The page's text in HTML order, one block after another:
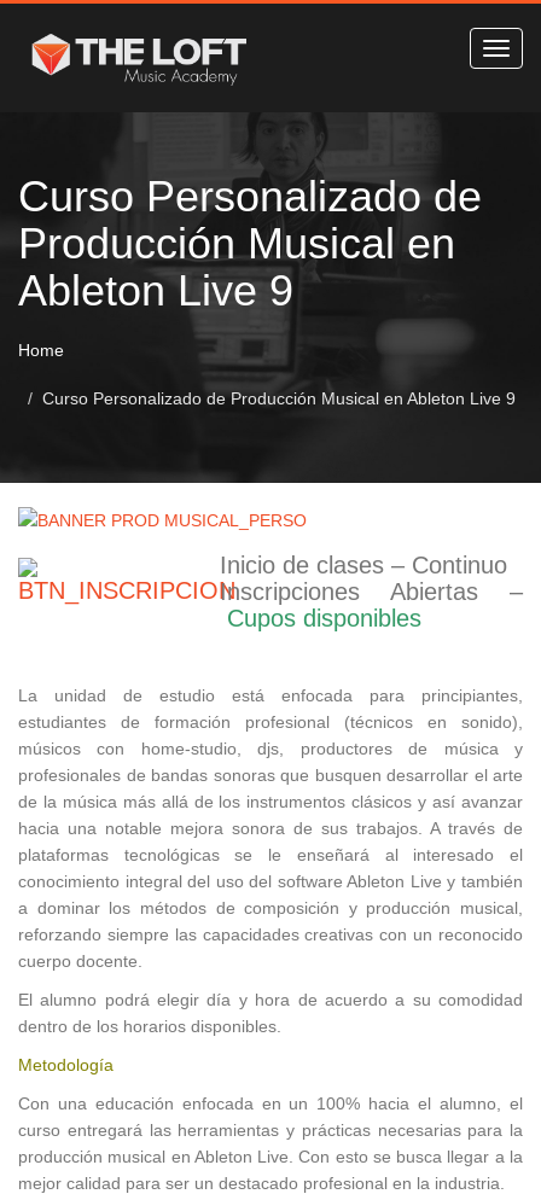
Curso Personalizado de
Producción Musical en
Ableton Live 9
Home
Curso Personalizado de Producción Musical en Ableton Live 9
Inicio de clases – Continuo
Inscripciones Abiertas –
Cupos disponibles
La unidad de estudio está enfocada para principiantes,
estudiantes de formación profesional (técnicos en sonido),
músicos con home-studio, djs, productores de música y
profesionales de bandas sonoras que busquen desarrollar el arte
de la música más allá de los instrumentos clásicos y así avanzar
hacia una notable mejora sonora de sus trabajos. A través de
plataformas tecnológicas se le enseñará al interesado el
conocimiento integral del uso del software Ableton Live y también
a dominar los métodos de composición y producción musical,
reforzando siempre las capacidades creativas con un reconocido
cuerpo docente.
El alumno podrá elegir día y hora de acuerdo a su comodidad
dentro de los horarios disponibles.
Metodología
Con una educación enfocada en un 100% hacia el alumno, el
curso entregará las herramientas y prácticas necesarias para la
producción musical en Ableton Live. Con esto se busca llegar a la
mejor calidad para ser un destacado profesional en la industria.